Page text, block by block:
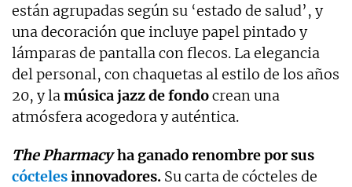
están agrupadas según su ‘estado de salud’, y
una decoración que incluye papel pintado y
lámparas de pantalla con flecos. La elegancia
del personal, con chaquetas al estilo de los años
20, y lamúsica jazz de fondocrean una
atmósfera acogedora y auténtica.
The Pharmacyha ganado renombre por sus
cóctelesinnovadores. Su carta de cócteles de